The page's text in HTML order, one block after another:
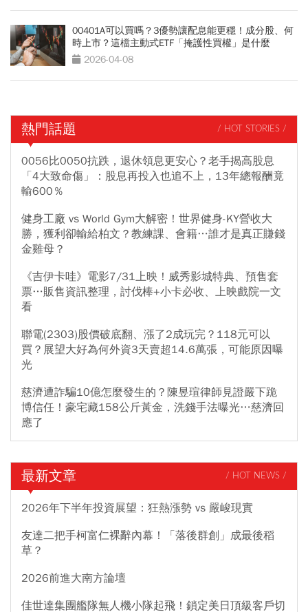
00401A可以買嗎？3優勢讓配息能更穩！成分股、何
時上市？這檔主動式ETF「掩護性買權」是什麼
2026-04-08
熱門話題 / HOT STORIES /
0056比0050抗跌，退休領息更安心？老手揭高股息
「4大致命傷」：股息再投入也追不上，13年總報酬竟
輸600％
健身工廠 vs World Gym大解密！世界健身-KY營收大
勝，獲利卻輸給柏文？教練課、會籍…誰才是真正賺錢
金雞母？
《吉伊卡哇》電影7/31上映！威秀影城特典、預售套
票…販售資訊整理，討伐棒+小卡必收、上映戲院一文
看
聯電(2303)股價破底翻、漲了2成玩完？118元可以
買？展望大好為何外資3天賣超14.6萬張，可能原因曝
光
慈濟遭詐騙10億怎麼發生的？陳昱瑄律師見證嚴下跪
博信任！豪宅藏158公斤黃金，洗錢手法曝光…慈濟回
應了
最新文章 / HOT NEWS /
2026年下半年投資展望：狂熱漲勢 vs 嚴峻現實
友達二把手柯富仁裸辭內幕！「落後群創」成最後稻
草？
2026前進大南方論壇
佳世達集團艦隊無人機小隊起飛！鎖定美日頂級客戶切